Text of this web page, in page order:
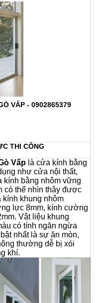
VẤP - 0902865379
THI CÔNG
Vấp là cửa kính bằng
như cửa nội thất,
bằng nhôm vững
có thể nhìn thây được
kính khung nhôm
lực 8mm, kính cường
Vật liệu khung
có tính ngăn ngừa
nhất là sự ăn mòn,
thường dễ bị xói
khí.